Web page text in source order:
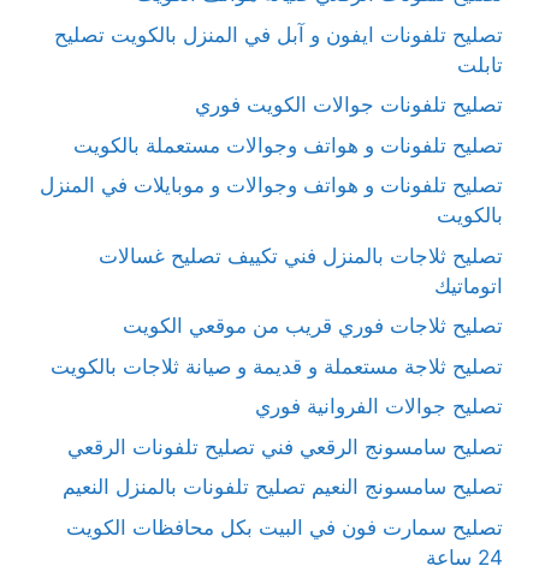
تصليح تلفونات ايفون و آبل في المنزل بالكويت تصليح
تابلت
تصليح تلفونات جوالات الكويت فوري
تصليح تلفونات و هواتف وجوالات مستعملة بالكويت
تصليح تلفونات و هواتف وجوالات و موبايلات في المنزل
بالكويت
تصليح ثلاجات بالمنزل فني تكييف تصليح غسالات
اتوماتيك
تصليح ثلاجات فوري قريب من موقعي الكويت
تصليح ثلاجة مستعملة و قديمة و صيانة ثلاجات بالكويت
تصليح جوالات الفروانية فوري
تصليح سامسونج الرقعي فني تصليح تلفونات الرقعي
تصليح سامسونج النعيم تصليح تلفونات بالمنزل النعيم
تصليح سمارت فون في البيت بكل محافظات الكويت
24 ساعة